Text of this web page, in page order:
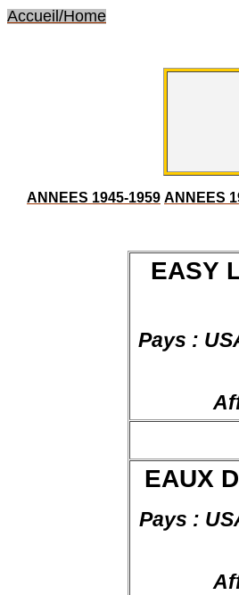
Accueil/Home
ANNEES 1945-1959 ANNEES
EASY
Pays :
EAUX
Pays :